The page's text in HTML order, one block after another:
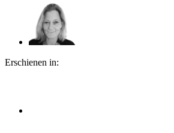
Erschienen in: